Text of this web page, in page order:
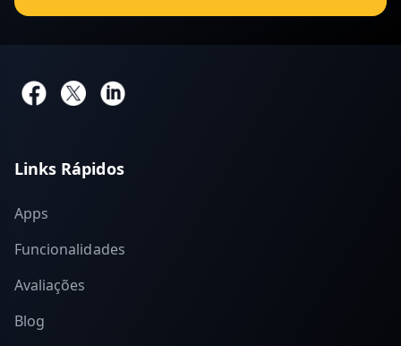
Links Rápidos
Apps
Funcionalidades
Avaliações
Blog